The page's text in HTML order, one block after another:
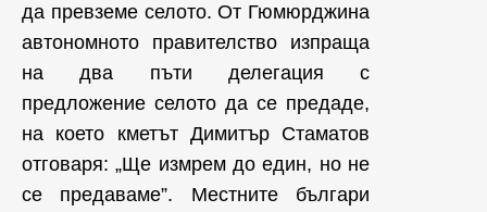
да превземе селото. От Гюмюрджина
автономното правителство изпраща
на два пъти делегация с
предложение селото да се предаде,
на което кметът Димитър Стаматов
отговаря: „Ще измрем до един, но не
се предаваме”. Местните българи